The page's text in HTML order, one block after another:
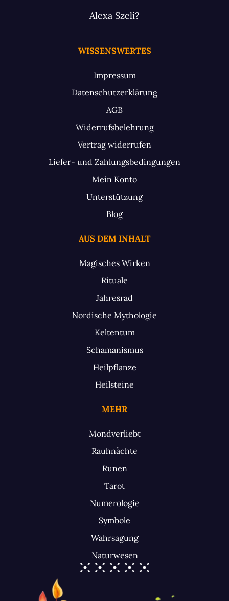
Alexa Szeli?
WISSENSWERTES
Impressum
Datenschutzerklärung
AGB
Widerrufsbelehrung
Vertrag widerrufen
Liefer- und Zahlungsbedingungen
Mein Konto
Unterstützung
Blog
AUS DEM INHALT
Magisches Wirken
Rituale
Jahresrad
Nordische Mythologie
Keltentum
Schamanismus
Heilpflanze
Heilsteine
MEHR
Mondverliebt
Rauhnächte
Runen
Tarot
Numerologie
Symbole
Wahrsagung
Naturwesen